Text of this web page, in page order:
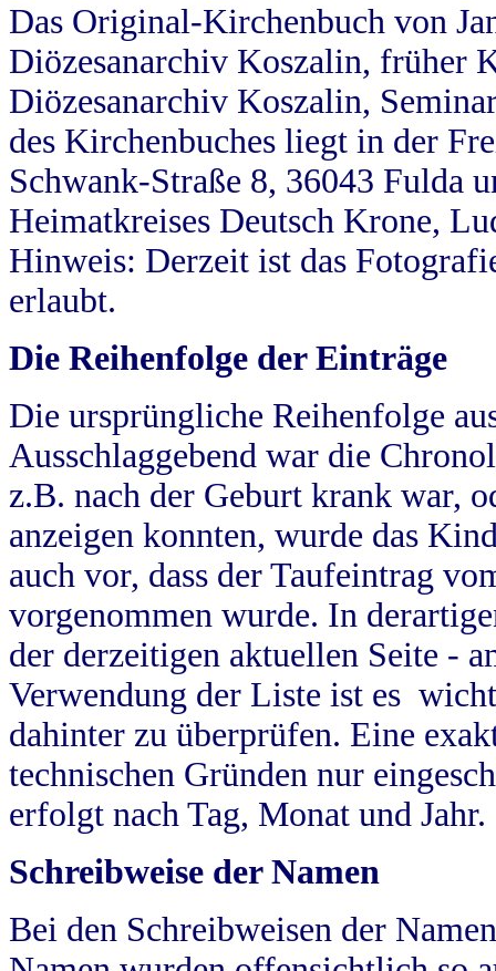
Das Original-Kirchenbuch von
Diözesanarchiv Koszalin, früher
Diözesanarchiv Koszalin,
des Kirchenbuches liegt in der
Schwank-Straße 8, 36043 Fulda
Heimatkreises Deutsch Krone,
Hinweis: Derzeit ist das
erlaubt.
Die Reihenfolge der Einträge
Die ursprüngliche Reihenfolge
Ausschlaggebend war die
z.B. nach der Geburt krank war,
anzeigen konnten, wurde das
auch vor, dass der Taufeintrag
vorgenommen wurde. In
der derzeitigen aktuellen Seite -
Verwendung der Liste ist es
dahinter zu überprüfen. Eine
technischen Gründen nur
erfolgt nach Tag, Monat und Jahr.
Schreibweise der Namen
Bei den Schreibweisen der